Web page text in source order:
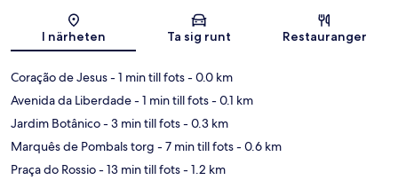
Karta
I närheten Ta sig runt Restauranger
Coração de Jesus- 1 min till fots- 0.0 km
Avenida da Liberdade- 1 min till fots- 0.1 km
Jardim Botânico- 3 min till fots- 0.3 km
Marquês de Pombals torg - 7 min till fots- 0.6 km
Praça do Rossio- 13 min till fots- 1.2 km